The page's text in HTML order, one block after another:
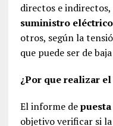
directos e
suministro eléctrico
otros, según la
que puede ser de
¿Por que realizar
El informe de
objetivo verificar si la